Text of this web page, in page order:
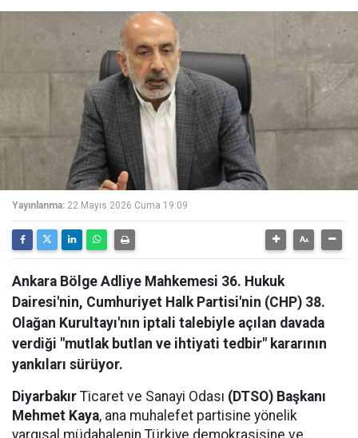
Yayınlanma: 22 Mayıs 2026 Cuma 19:09
Ankara Bölge Adliye Mahkemesi 36. Hukuk
Dairesi'nin, Cumhuriyet Halk Partisi'nin (CHP) 38.
Olağan Kurultayı'nın iptali talebiyle açılan davada
verdiği "mutlak butlan ve ihtiyati tedbir" kararının
yankıları sürüyor.
Diyarbakır Ticaret ve Sanayi Odası (DTSO) Başkanı
Mehmet Kaya, ana muhalefet partisine yönelik
yargısal müdahalenin Türkiye demokrasisine ve